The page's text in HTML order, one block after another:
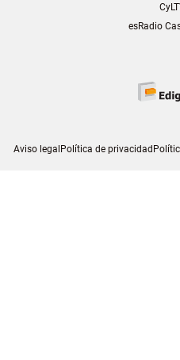
esRadio
Aviso legal Política de privacidad